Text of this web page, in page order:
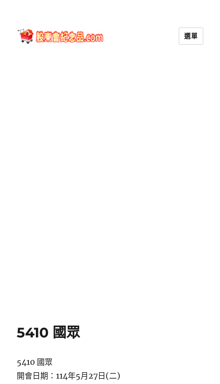
選單
5410 國眾
5410 國眾
開會日期：114年5月27日(二)